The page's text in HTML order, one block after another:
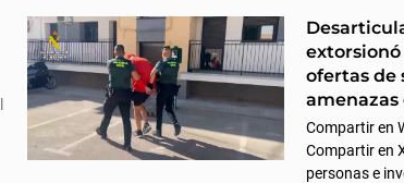
ofertas de
amenazas
Compartir en
Compartir en
personas e